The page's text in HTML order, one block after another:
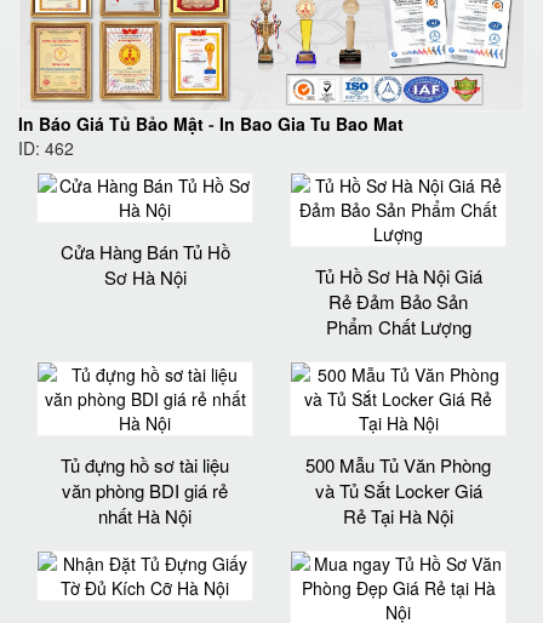
In Báo Giá Tủ Bảo Mật - In Bao Gia Tu Bao Mat
ID: 462
Cửa Hàng Bán Tủ Hồ
Sơ Hà Nội
Tủ Hồ Sơ Hà Nội Giá
Rẻ Đảm Bảo Sản
Phẩm Chất Lượng‎
Tủ đựng hồ sơ tài liệu
văn phòng BDI giá rẻ
nhất Hà Nội
500 Mẫu Tủ Văn Phòng
và Tủ Sắt Locker Giá
Rẻ Tại Hà Nội